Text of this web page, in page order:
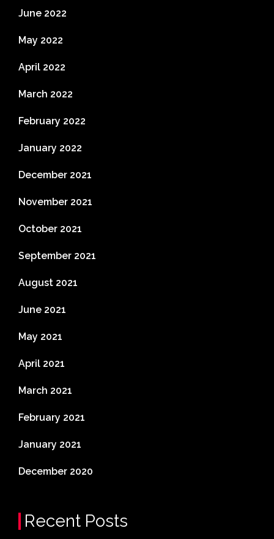
June 2022
May 2022
April 2022
March 2022
February 2022
January 2022
December 2021
November 2021
October 2021
September 2021
August 2021
June 2021
May 2021
April 2021
March 2021
February 2021
January 2021
December 2020
Recent Posts